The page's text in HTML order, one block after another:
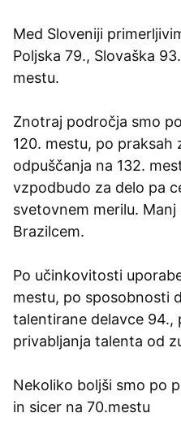
Med Sloveniji
Poljska 79., Slovaška
mestu.
Znotraj področja smo
120. mestu, po praksah
odpuščanja na 132.
vzpodbudo za delo pa
svetovnem merilu.
Brazilcem.
Po učinkovitosti
mestu, po sposobnosti
talentirane delavce 94.,
privabljanja talenta od
Nekoliko boljši smo po
in sicer na 70.mestu